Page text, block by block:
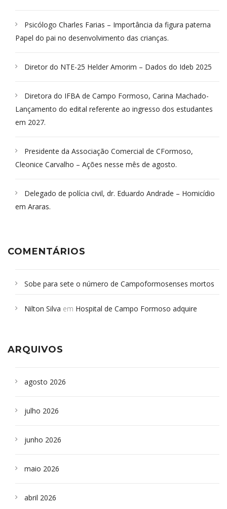
Psicólogo Charles Farias – Importância da figura paterna
Papel do pai no desenvolvimento das crianças.
Diretor do NTE-25 Helder Amorim – Dados do Ideb 2025
Diretora do IFBA de Campo Formoso, Carina Machado-
Lançamento do edital referente ao ingresso dos estudantes
em 2027.
Presidente da Associação Comercial de CFormoso,
Cleonice Carvalho – Ações nesse mês de agosto.
Delegado de polícia civil, dr. Eduardo Andrade – Homicídio
em Araras.
COMENTÁRIOS
Sobe para sete o número de Campoformosenses mortos
Campoformosenses que morreram em desabamentos são
Nilton Silva em Hospital de Campo Formoso adquire
ARQUIVOS
agosto 2026
julho 2026
junho 2026
maio 2026
abril 2026